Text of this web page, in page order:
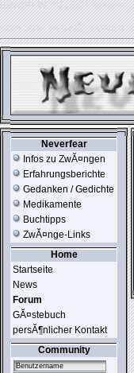
ERROR IN:SELECT
table './usr_web212_1/
Neverfear
Infos zu ZwĂ¤ngen
Erfahrungsberichte
Gedanken / Gedichte
Medikamente
Buchtipps
ZwĂ¤nge-Links
Home
Startseite
News
Forum
GĂ¤stebuch
persĂ¶nlicher Kontakt
Community